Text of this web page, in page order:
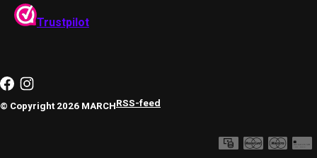
Trustpilot
© Copyright 2026 MARCHRSS-feed